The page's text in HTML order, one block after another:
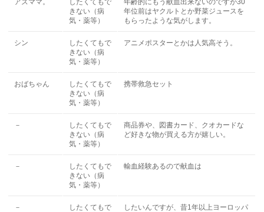
アズママ。
したくてもで
きない（病
気・薬等）
年齢的にもう献血出来ないのですが30
年位前はヤクルトとか野菜ジュースを
もらったような気がします。
シン
したくてもで
きない（病
気・薬等）
アニメポスターとかは人気高そう。
おばちゃん
したくてもで
きない（病
気・薬等）
携帯救急セット
－
したくてもで
きない（病
気・薬等）
商品券や、図書カード、クオカードな
ど好きな物が買える方が嬉しい。
－
したくてもで
きない（病
気・薬等）
輸血経験あるので献血は
－
したくてもで
したいんですが、昔1年以上ヨーロッパ